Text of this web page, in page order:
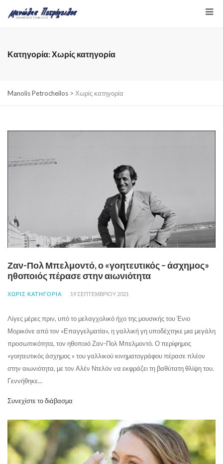
Κατηγορία:Χωρίς κατηγορία
Manolis Petrocheilos > Χωρίς κατηγορία
Ζαν-Πολ Μπελμοντό, ο «γοητευτικός – άσχημος»
ηθοποιός πέρασε στην αιωνιότητα
ΧΩΡΊΣ ΚΑΤΗΓΟΡΊΑ 19 ΣΕΠΤΕΜΒΡΊΟΥ 2021
Λίγες μέρες πριν, υπό το μελαγχολικό ήχο της μουσικής του Ένιο
Μορικόνε από τον «Επαγγελματία», η γαλλική γη υποδέχτηκε μια μεγάλη
προσωπικότητα, τον ηθοποιό Ζαν-Πολ Μπελμοντό. Ο περίφημος
«γοητευτικός άσχημος » του γαλλικού κινηματογράφου πέρασε πλέον
στην αιωνιότητα, με τον Αλέν Ντελόν να εκφράζει τη βαθύτατη θλίψη του.
Γεννήθηκε...
Συνεχίστε το διάβασμα